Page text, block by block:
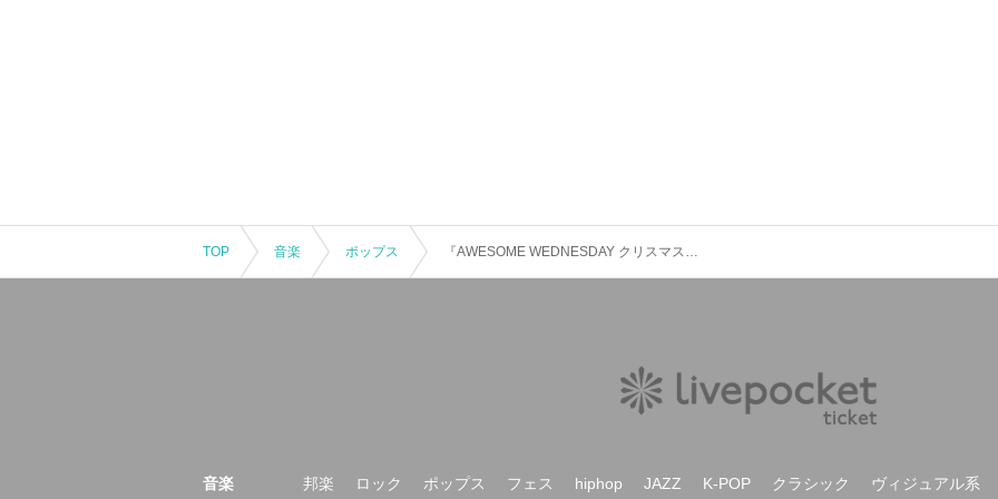
TOP 音楽 ポップス 『AWESOME WEDNESDAY クリスマスツアー名古屋編』2部
音楽 邦楽 ロック ポップス フェス hiphop JAZZ K-POP クラシック ヴィジュアル系